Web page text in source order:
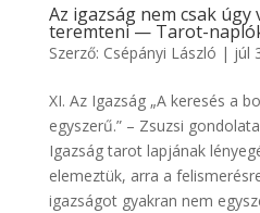
Az igazság nem csak úgy
teremteni — Tarot-
Szerző: Csépányi László | júl
XI. Az Igazság „A keresés a
egyszerű.” – Zsuzsi
Igazság tarot lapjának
elemeztük, arra a
igazságot gyakran nem